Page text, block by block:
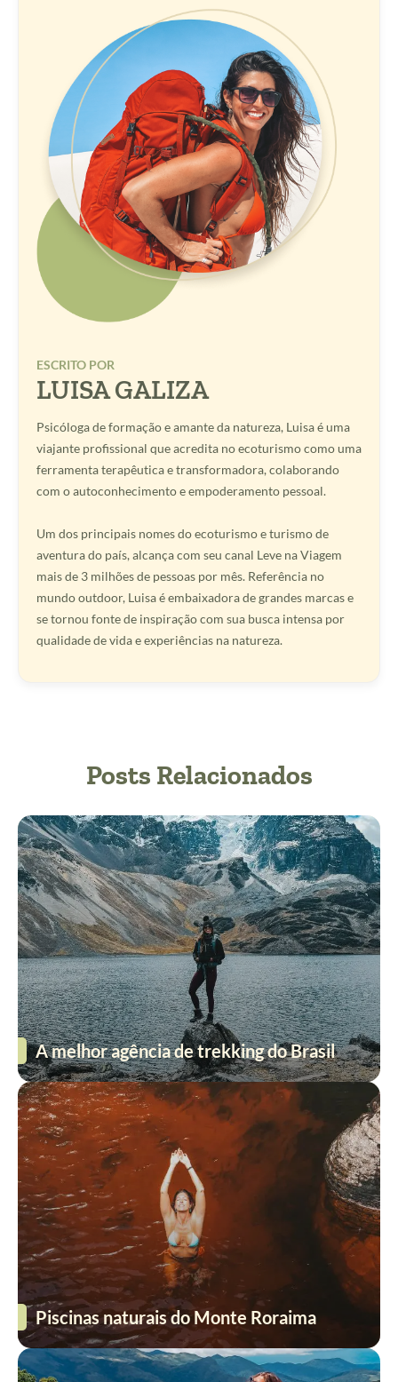
ESCRITO POR
LUISA GALIZA
Psicóloga de formação e amante da natureza, Luisa é uma
viajante profissional que acredita no ecoturismo como uma
ferramenta terapêutica e transformadora, colaborando
com o autoconhecimento e empoderamento pessoal.
Um dos principais nomes do ecoturismo e turismo de
aventura do país, alcança com seu canal Leve na Viagem
mais de 3 milhões de pessoas por mês. Referência no
mundo outdoor, Luisa é embaixadora de grandes marcas e
se tornou fonte de inspiração com sua busca intensa por
qualidade de vida e experiências na natureza.
Posts Relacionados
A melhor agência de trekking do Brasil
Piscinas naturais do Monte Roraima